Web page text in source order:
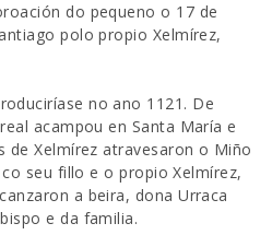
do pequeno o 17 de
polo propio Xelmírez,
no ano 1121. De
acampou en Santa María e
de Xelmírez atravesaron o Miño
seu fillo e o propio Xelmírez,
a beira, dona Urraca
e da familia.